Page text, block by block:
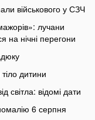
військового у СЗЧ
лучани
на нічні перегони
дитини
світла: відомі дати
6 серпня